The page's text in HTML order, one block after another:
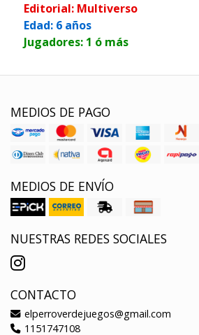
Editorial: Multiverso
Edad: 6 años
Jugadores: 1 ó más
MEDIOS DE PAGO
MEDIOS DE ENVÍO
NUESTRAS REDES SOCIALES
CONTACTO
elperroverdejuegos@gmail.com
1151747108